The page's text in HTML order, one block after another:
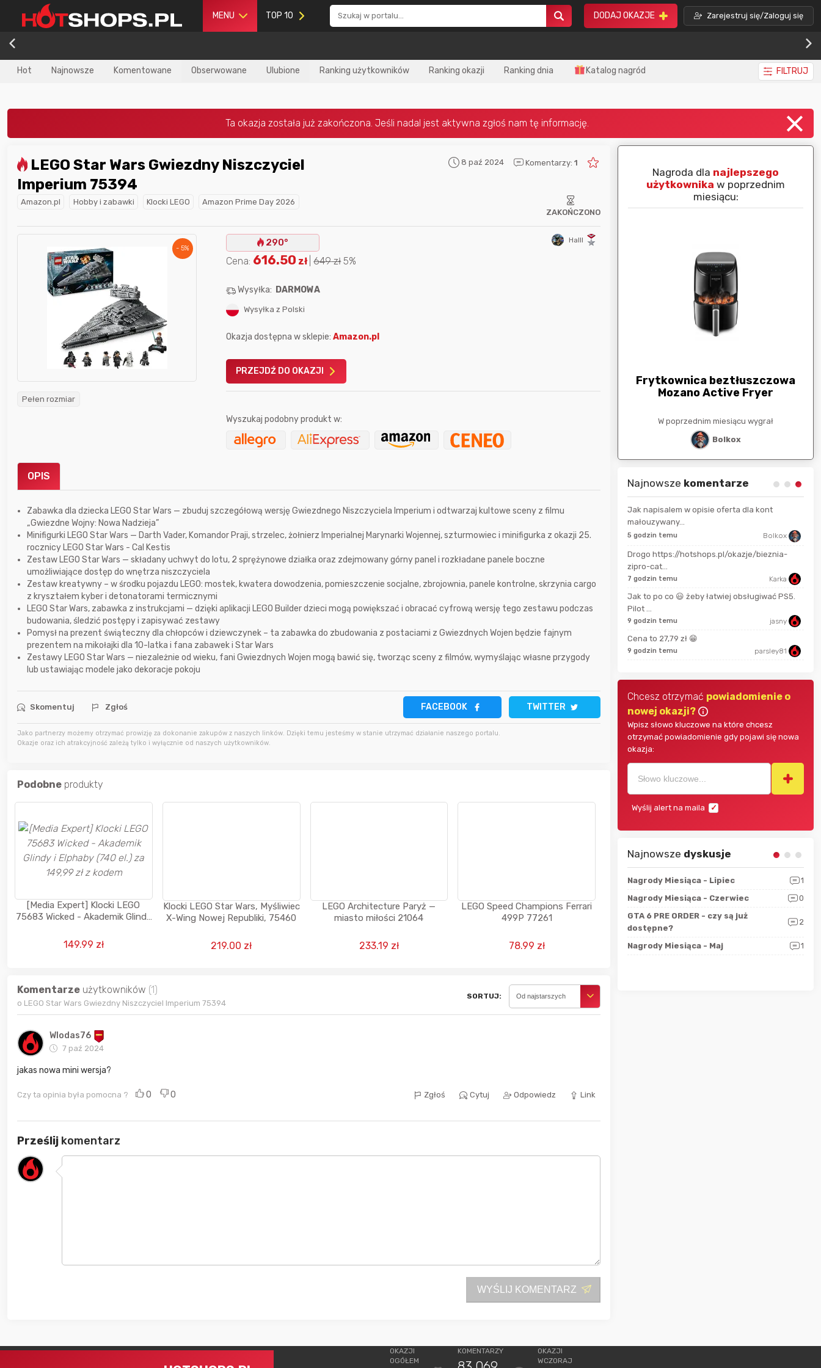
MENU TOP 10 DODAJ OKAZJE Zarejestruj się/Zaloguj się
Hot Najnowsze Komentowane Obserwowane Ulubione Ranking użytkowników Ranking okazji Ranking dnia Katalog nagród FILTRUJ
Imperium 75394
8 paź 2024 Komentarzy: 1
Amazon.pl Hobby i zabawki Klocki LEGO
Amazon Prime Day 2026
ZAKOŃCZONO
- 5%
Pełen rozmiar
290° Halll
Cena: 616.50 zł 649zł 5%
Wysyłka: DARMOWA
Wysyłka z Polski
Okazja dostępna w sklepie:Amazon.pl
PRZEJDŹ DO OKAZJI
Wyszukaj podobny produkt w:
OPIS
Zabawka dla dziecka LEGO Star Wars — zbuduj szczegółową wersję Gwiezdnego Niszczyciela Imperium i odtwarzaj kultowe sceny z filmu
„Gwiezdne Wojny: Nowa Nadzieja”
Minifigurki LEGO Star Wars — Darth Vader, Komandor Praji, strzelec, żołnierz Imperialnej Marynarki Wojennej, szturmowiec i minifigurka z okazji 25.
rocznicy LEGO Star Wars - Cal Kestis
Zestaw LEGO Star Wars — składany uchwyt do lotu, 2 sprężynowe działka oraz zdejmowany górny panel i rozkładane panele boczne
umożliwiające dostęp do wnętrza niszczyciela
Zestaw kreatywny – w środku pojazdu LEGO: mostek, kwatera dowodzenia, pomieszczenie socjalne, zbrojownia, panele kontrolne, skrzynia cargo
z kryształem kyber i detonatorami termicznymi
LEGO Star Wars, zabawka z instrukcjami — dzięki aplikacji LEGO Builder dzieci mogą powiększać i obracać cyfrową wersję tego zestawu podczas
budowania, śledzić postępy i zapisywać zestawy
Pomysł na prezent świąteczny dla chłopców i dziewczynek – ta zabawka do zbudowania z postaciami z Gwiezdnych Wojen będzie fajnym
prezentem na mikołajki dla 10-latka i fana zabawek i Star Wars
Zestawy LEGO Star Wars — niezależnie od wieku, fani Gwiezdnych Wojen mogą bawić się, tworząc sceny z filmów, wymyślając własne przygody
lub ustawiając modele jako dekoracje pokoju
Skomentuj Zgłoś FACEBOOK TWITTER
Jako partnerzy możemy otrzymać prowizję za dokonanie zakupów z naszych linków. Dzięki temu jesteśmy w stanie utrzymać działanie naszego portalu.
Okazje oraz ich atrakcyjność zależą tylko i wyłącznie od naszych użytkowników.
Podobne produkty
[Media Expert] Klocki LEGO
75683 Wicked - Akademik Glindy
kodem
149.99 zł
Klocki LEGO Star Wars, Myśliwiec
X-Wing Nowej Republiki, 75460
219.00 zł
LEGO Architecture Paryż —
miasto miłości 21064
233.19 zł
LEGO Speed Champions Ferrari
499P 77261
78.99 zł
Komentarze użytkowników (1)
o LEGO Star Wars Gwiezdny Niszczyciel Imperium 75394
SORTUJ: Od najstarszych
Wlodas76
7 paź 2024
jakas nowa mini wersja?
Czy ta opinia była pomocna ? 0 0 Zgłoś Cytuj Odpowiedz Link
Prześlij komentarz
WYŚLIJ KOMENTARZ
najlepszego
w poprzednim
beztłuszczowa
Fryer
Nagroda dlanajlepszego
użytkownika
Gofrownica GÖTZE & JENSEN
DW900 1600W
Nagroda za
Karta podarunkowa
Allegro 150zł
Nagroda dla najlepszego
użytkownika w poprzednim
miesiącu:
Frytkownica beztłuszczowa
Mozano Active Fryer
W poprzednim miesiącu wygrał
Bolkox
Najnowsze komentarze
5 godzin temu Bolkox
7 godzin temu Karka
9 godzin temu
9 godzin temu
2 minuty temu bartekcmg
godzinę temu Maciejlak
4 godziny temu
5 godzin temu
Jak napisalem w opisie oferta dla kont
małouzywany...
5 godzin temu Bolkox
Drogo https://hotshops.pl/okazje/bieznia-
zipro-cat...
7 godzin temu Karka
Jak to po co 😃 żeby łatwiej obsługiwać PS5.
Pilot ...
9 godzin temu jasny
Cena to 27,79 zł 😁
9 godzin temu parsley81
Chcesz otrzymać powiadomienie o
nowej okazji?
Wpisz słowo kluczowe na które chcesz
otrzymać powiadomienie gdy pojawi się nowa
okazja:
Wyślij alert na maila
Najnowsze dyskusje
Czy moze ktos to jakos logicznie
wytłumaczyc.
Nagrody Miesiąca - Marzec
Nagrody Miesiąca - Lipiec
1
Nagrody Miesiąca - Czerwiec
0
GTA 6 PRE ORDER - czy są już
dostępne?
2
Nagrody Miesiąca - Maj 1
OKAZJI
OGÓŁEM
KOMENTARZY
OKAZJI
WCZORAJ